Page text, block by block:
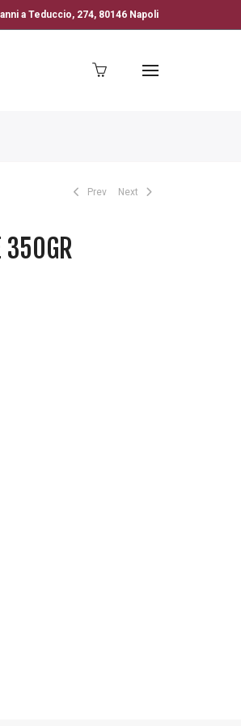
a Teduccio, 274, 80146 Napoli
Prev Next
350GR